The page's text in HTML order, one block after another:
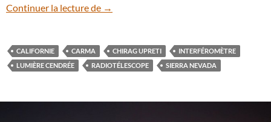
Continuer la lecture de Lumière cendrée derrière
→
CALIFORNIE CARMA CHIRAG UPRETI
INTERFÉROMÈTRE
LUMIÈRE CENDRÉE
RADIOTÉLESCOPE SIERRA NEVADA